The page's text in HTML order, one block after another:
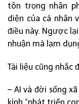
tôn trọng nhân
diện của cá nhân
điều này. Ngược
nhuận mà lạm
Tài liệu cũng nhắc
– AI và đời sống